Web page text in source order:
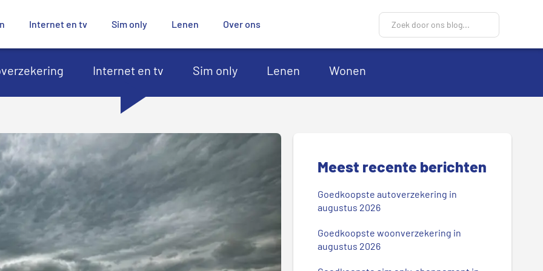
Internet en tv Sim only Lenen Over ons
Z
o
e
o
n
b
o
g
Internet en tv Sim only Lenen Wonen
Meest recente berichten
Goedkoopste autoverzekering in
augustus 2026
Goedkoopste woonverzekering in
augustus 2026